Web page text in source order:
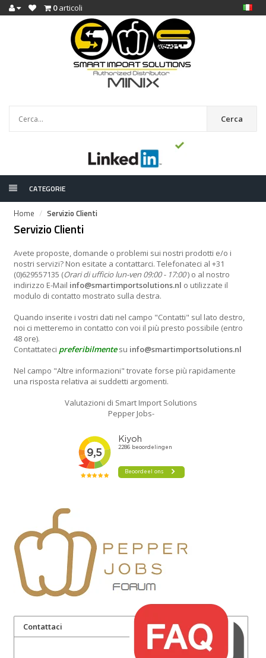
0articoli
Cerca
CATEGORIE
Home Servizio Clienti
Servizio Clienti
Avete proposte, domande o problemi sui nostri prodotti e/o i
nostri servizi? Non esitate a contattarci. Telefonateci al +31
(0)629557135 (Orari di ufficio lun-ven 09:00 - 17:00) o al nostro
indirizzo E-Mail info@smartimportsolutions.nl o utilizzate il
modulo di contatto mostrato sulla destra.
Quando inserite i vostri dati nel campo "Contatti" sul lato destro,
noi ci metteremo in contatto con voi il più presto possibile (entro
48 ore).
Contattateci preferibilmentesu info@smartimportsolutions.nl
Nel campo "Altre informazioni" trovate forse più rapidamente
una risposta relativa ai suddetti argomenti.
Valutazioni di Smart Import Solutions
Pepper Jobs-
Contattaci